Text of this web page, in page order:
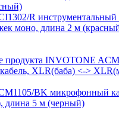
R инструментальный
моно, длина 2 м
BK микрофонный
длина 5 м (черный)